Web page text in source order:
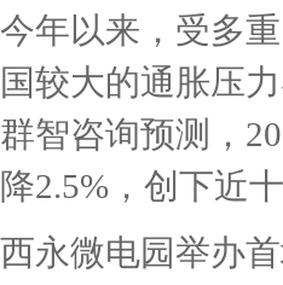
今年以来，受多
国较大的通胀压
群智咨询预测，
降2.5%，创下近
西永微电园举办